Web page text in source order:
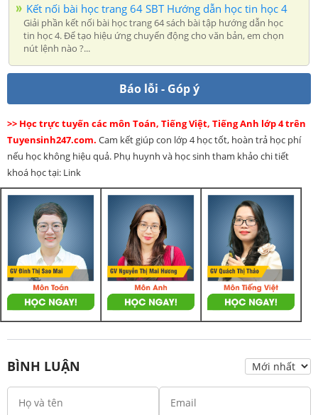
Kết nối bài học trang 64 SBT Hướng dẫn học tin học 4
Giải phần kết nối bài học trang 64 sách bài tập hướng dẫn học
tin học 4. Để tạo hiệu ứng chuyển động cho văn bản, em chọn
nút lệnh nào ?...
Báo lỗi - Góp ý
>> Học trực tuyến các môn Toán, Tiếng Việt, Tiếng Anh lớp 4 trên
Tuyensinh247.com. Cam kết giúp con lớp 4 học tốt, hoàn trả học phí
nếu học không hiệu quả. Phụ huynh và học sinh tham khảo chi tiết
khoá học tại: Link
BÌNH LUẬN